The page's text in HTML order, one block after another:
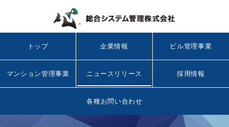
トップ 企業情報 ビル管理事業
マンション管理事業 ニュースリリース 採用情報
各種お問い合わせ